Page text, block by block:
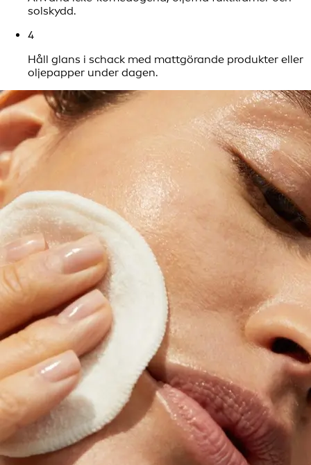
solskydd.
4
Håll glans i schack med mattgörande produkter eller
oljepapper under dagen.